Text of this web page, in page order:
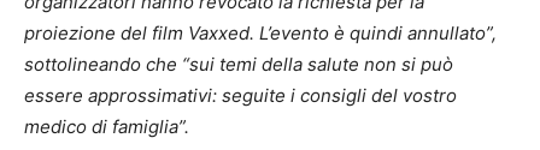
proiezione del film Vaxxed. L’evento è quindi annullato”,
sottolineando che “sui temi della salute non si può
essere approssimativi: seguite i consigli del vostro
medico di famiglia”.